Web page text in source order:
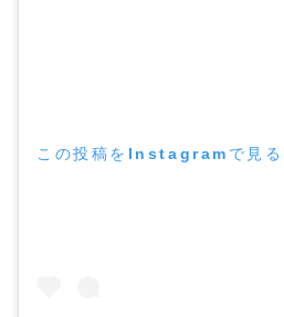
この投稿をInstagramで見る